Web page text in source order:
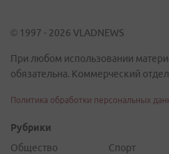
© 1997 - 2026 VLADNEWS
При любом использовании
обязательна. Коммерческий
Политика обработки персональных
Рубрики
Общество
Спорт